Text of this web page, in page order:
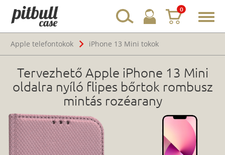
0
Apple telefontokok
iPhone 13 Mini tokok
Tervezhető Apple iPhone 13 Mini
oldalra nyíló flipes bőrtok rombusz
mintás rozéarany